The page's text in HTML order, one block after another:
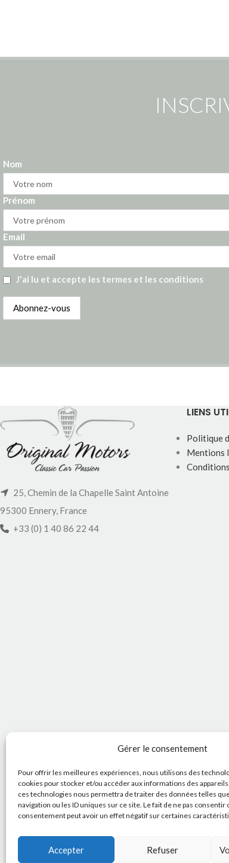
Gérer le consentement
Pour offrir les meilleures expériences, nous utilisons des
cookies pour stocker et/ou accéder aux informations des
ces technologies nous permettra de traiter des données telles
navigation ou les ID uniques sur ce site. Le fait de ne pas
consentement peut avoir un effet négatif sur certaines
Accepter Refuser
Nom
Prénom
Email
J'ai lu et accepte les termes et les conditions
25, Chemin de la Chapelle Saint Antoine
95300 Ennery, France
+33 (0) 1 40 86 22 44
LIENS
Politique
Mentions